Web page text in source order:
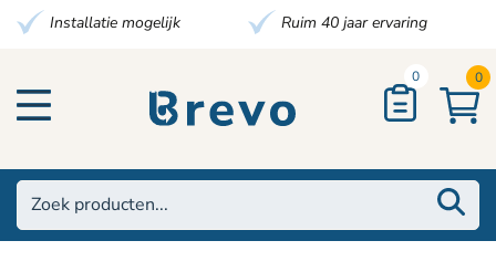
Installatie mogelijk Ruim 40 jaar ervaring
0 0